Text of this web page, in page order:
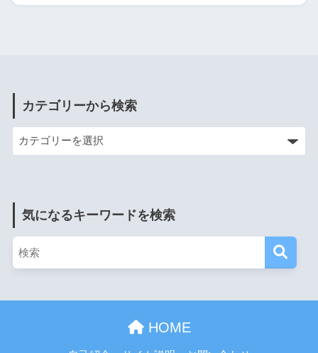
カテゴリーから検索
気になるキーワードを検索
HOME